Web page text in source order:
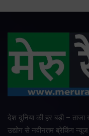
देश दुनिया की हर बड़ी –
उद्योग से नवीनतम ब्रेकिंग